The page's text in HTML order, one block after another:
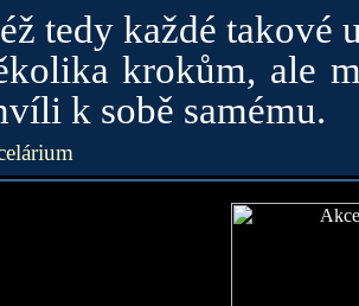
tedy každé takové
krokům, ale
k sobě samému.